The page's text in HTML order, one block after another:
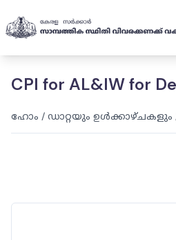
CPI for AL&IW for
ഹോം / ഡാറ്റയും ഉൾക്കാഴ്ചകളും